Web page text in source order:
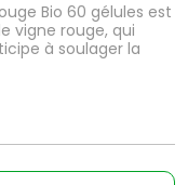
Bio 60 gélules est
vigne rouge, qui
à soulager la